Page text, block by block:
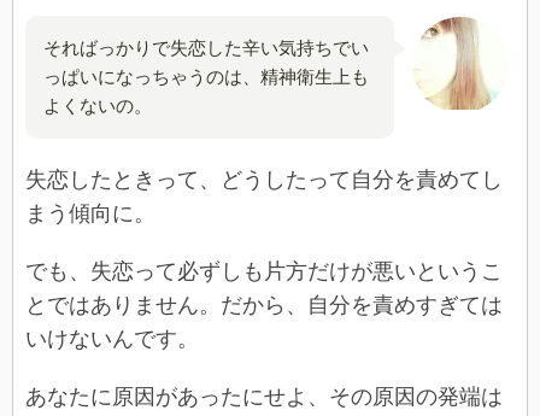
そればっかりで失恋した辛い気持ちでい
っぱいになっちゃうのは、精神衛生上も
よくないの。
失恋したときって、どうしたって自分を責めてし
まう傾向に。
でも、失恋って必ずしも片方だけが悪いというこ
とではありません。だから、自分を責めすぎては
いけないんです。
あなたに原因があったにせよ、その原因の発端は